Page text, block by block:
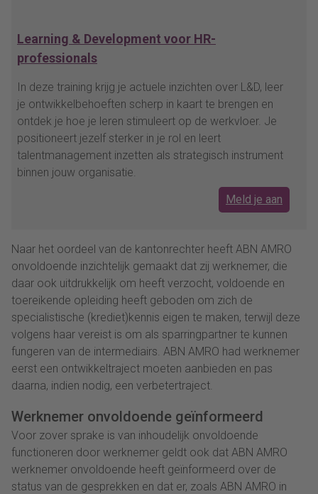
Learning & Development voor HR-
professionals
In deze training krijg je actuele inzichten over L&D, leer
je ontwikkelbehoeften scherp in kaart te brengen en
ontdek je hoe je leren stimuleert op de werkvloer. Je
positioneert jezelf sterker in je rol en leert
talentmanagement inzetten als strategisch instrument
binnen jouw organisatie.
Meld je aan
Naar het oordeel van de kantonrechter heeft ABN AMRO
onvoldoende inzichtelijk gemaakt dat zij werknemer, die
daar ook uitdrukkelijk om heeft verzocht, voldoende en
toereikende opleiding heeft geboden om zich de
specialistische (krediet)kennis eigen te maken, terwijl deze
volgens haar vereist is om als sparringpartner te kunnen
fungeren van de intermediairs. ABN AMRO had werknemer
eerst een ontwikkeltraject moeten aanbieden en pas
daarna, indien nodig, een verbetertraject.
Werknemer onvoldoende geïnformeerd
Voor zover sprake is van inhoudelijk onvoldoende
functioneren door werknemer geldt ook dat ABN AMRO
werknemer onvoldoende heeft geïnformeerd over de
status van de gesprekken en dat er, zoals ABN AMRO in